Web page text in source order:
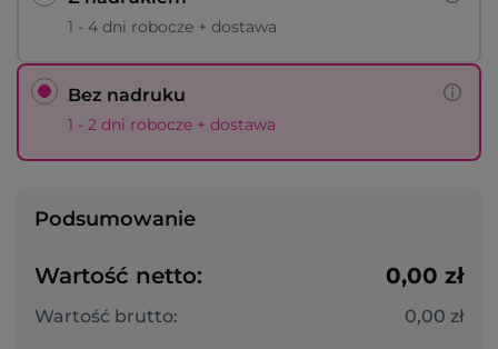
1 - 4 dni robocze + dostawa
Bez nadruku
1 - 2 dni robocze + dostawa
Podsumowanie
Wartość netto: 0,00 zł
Wartość brutto: 0,00 zł